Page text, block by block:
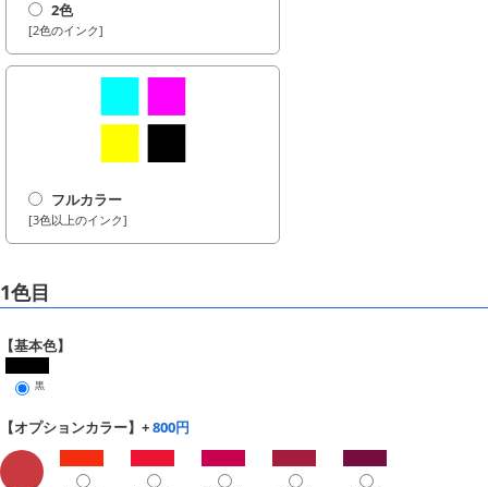
2色
[2色のインク]
フルカラー
[3色以上のインク]
1色目
【基本色】
黒
【オプションカラー】+800円